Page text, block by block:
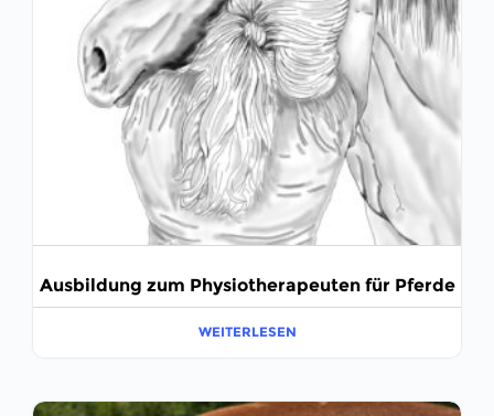
Ausbildung zum Physiotherapeuten für Pferde
WEITERLESEN